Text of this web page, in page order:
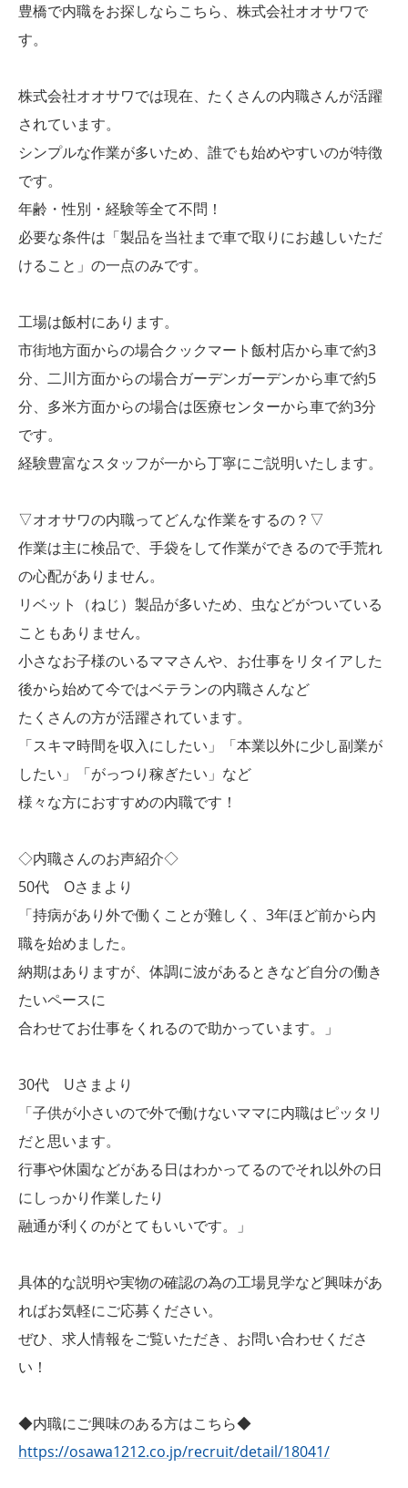
豊橋で内職をお探しならこちら、株式会社オオサワで
す。
株式会社オオサワでは現在、たくさんの内職さんが活躍
されています。
シンプルな作業が多いため、誰でも始めやすいのが特徴
です。
年齢・性別・経験等全て不問！
必要な条件は「製品を当社まで車で取りにお越しいただ
けること」の一点のみです。
工場は飯村にあります。
市街地方面からの場合クックマート飯村店から車で約3
分、二川方面からの場合ガーデンガーデンから車で約5
分、多米方面からの場合は医療センターから車で約3分
です。
経験豊富なスタッフが一から丁寧にご説明いたします。
▽オオサワの内職ってどんな作業をするの？▽
作業は主に検品で、手袋をして作業ができるので手荒れ
の心配がありません。
リベット（ねじ）製品が多いため、虫などがついている
こともありません。
小さなお子様のいるママさんや、お仕事をリタイアした
後から始めて今ではベテランの内職さんなど
たくさんの方が活躍されています。
「スキマ時間を収入にしたい」「本業以外に少し副業が
したい」「がっつり稼ぎたい」など
様々な方におすすめの内職です！
◇内職さんのお声紹介◇
50代 Oさまより
「持病があり外で働くことが難しく、3年ほど前から内
職を始めました。
納期はありますが、体調に波があるときなど自分の働き
たいペースに
合わせてお仕事をくれるので助かっています。」
30代 Uさまより
「子供が小さいので外で働けないママに内職はピッタリ
だと思います。
行事や休園などがある日はわかってるのでそれ以外の日
にしっかり作業したり
融通が利くのがとてもいいです。」
具体的な説明や実物の確認の為の工場見学など興味があ
ればお気軽にご応募ください。
ぜひ、求人情報をご覧いただき、お問い合わせくださ
い！
◆内職にご興味のある方はこちら◆
https://osawa1212.co.jp/recruit/detail/18041/